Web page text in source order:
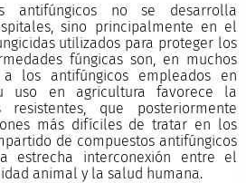
antifúngicos no se desarrolla
sino principalmente en el
utilizados para proteger los
fúngicas son, en muchos
los antifúngicos empleados en
uso en agricultura favorece la
que posteriormente
más difíciles de tratar en los
de compuestos antifúngicos
estrecha interconexión entre el
animal y la salud humana.